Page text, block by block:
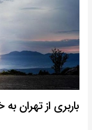
باربری از تهران